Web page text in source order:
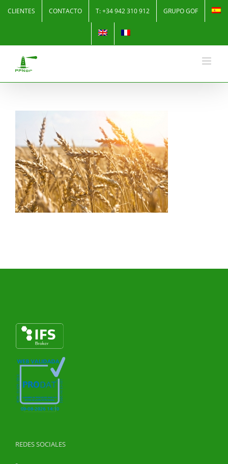
CLIENTES CONTACTO T: +34 942 310 912 GRUPO GOF
REDES SOCIALES